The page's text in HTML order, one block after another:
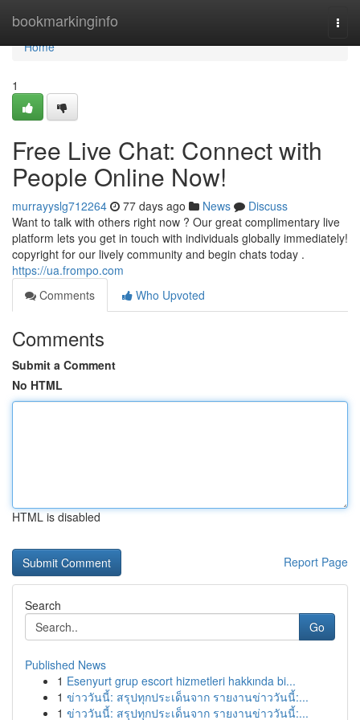
bookmarkinginfo
Home
Home
1
Free Live Chat: Connect with
People Online Now!
murrayyslg712264 77 days ago News
Discuss
Want to talk with others right now ? Our great complimentary live
platform lets you get in touch with individuals globally immediately!
copyright for our lively community and begin chats today .
https://ua.frompo.com
Comments
Who Upvoted
Comments
Submit a Comment
No HTML
HTML is disabled
Report Page
Search
Go
Published News
1 Esenyurt grup escort hizmetleri hakkında bi...
1 ข่าววันนี้: สรุปทุกประเด็นจาก รายงานข่าววันนี้:...
1 ข่าววันนี้: สรุปทุกประเด็นจาก รายงานข่าววันนี้:...